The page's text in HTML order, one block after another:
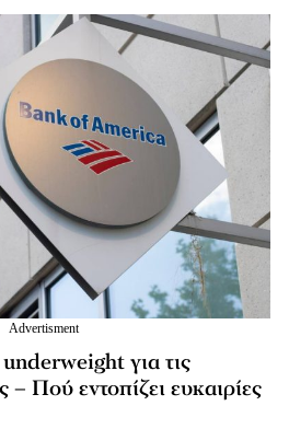
για τις
– Πού εντοπίζει ευκαιρίες